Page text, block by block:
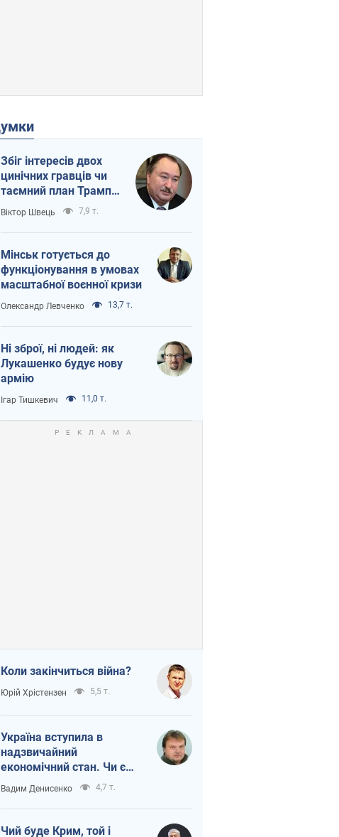
Думки
Збіг інтересів двох
цинічних гравців чи
таємний план Трампа
і Путіна?
Віктор Швець 7,9 т.
Мінськ готується до
функціонування в умовах
масштабної воєнної кризи
Олександр Левченко 13,7 т.
Ні зброї, ні людей: як
Лукашенко будує нову
армію
Ігар Тишкевич 11,0 т.
Коли закінчиться війна?
Юрій Хрістензен 5,5 т.
Україна вступила в
надзвичайний
економічний стан. Чи є
світло вкінці тунелю?
Вадим Денисенко 4,7 т.
Чий буде Крим, той і